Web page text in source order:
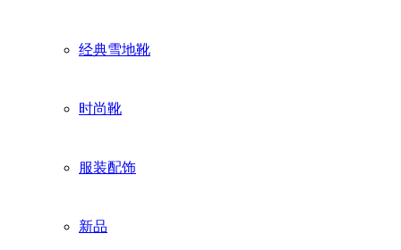
经典雪地靴
时尚靴
服装配饰
新品